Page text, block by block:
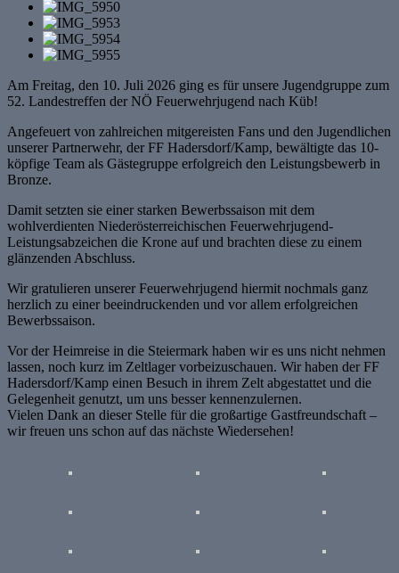
Am Freitag, den 10. Juli 2026 ging es für unsere Jugendgruppe zum
52. Landestreffen der NÖ Feuerwehrjugend nach Küb!
Angefeuert von zahlreichen mitgereisten Fans und den Jugendlichen
unserer Partnerwehr, der FF Hadersdorf/Kamp, bewältigte das 10-
köpfige Team als Gästegruppe erfolgreich den Leistungsbewerb in
Bronze.
Damit setzten sie einer starken Bewerbssaison mit dem
wohlverdienten Niederösterreichischen Feuerwehrjugend-
Leistungsabzeichen die Krone auf und brachten diese zu einem
glänzenden Abschluss.
Wir gratulieren unserer Feuerwehrjugend hiermit nochmals ganz
herzlich zu einer beeindruckenden und vor allem erfolgreichen
Bewerbssaison.
Vor der Heimreise in die Steiermark haben wir es uns nicht nehmen
lassen, noch kurz im Zeltlager vorbeizuschauen. Wir haben der FF
Hadersdorf/Kamp einen Besuch in ihrem Zelt abgestattet und die
Gelegenheit genutzt, um uns besser kennenzulernen.
Vielen Dank an dieser Stelle für die großartige Gastfreundschaft –
wir freuen uns schon auf das nächste Wiedersehen!